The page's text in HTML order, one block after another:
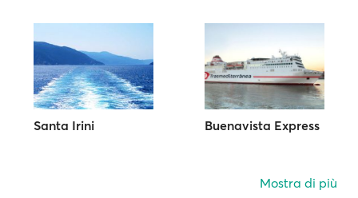
Santa Irini Buenavista Express
Mostra di più